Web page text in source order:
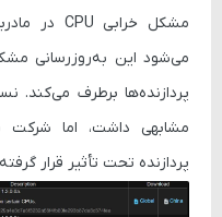
می‌شود این به‌روزرسانی
مشابهی داشت، اما
پردازنده تحت تأثیر قرار